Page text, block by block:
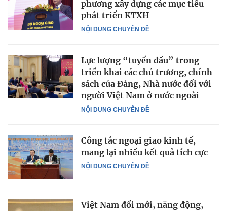
NỘI DUNG CHUYÊN ĐỀ
phương xây dựng các mục tiêu
phát triển KTXH
NỘI DUNG CHUYÊN ĐỀ
Lực lượng “tuyến đầu” trong
triển khai các chủ trương, chính
sách của Đảng, Nhà nước đối với
người Việt Nam ở nước ngoài
NỘI DUNG CHUYÊN ĐỀ
Công tác ngoại giao kinh tế,
mang lại nhiều kết quả tích cực
Việt Nam đổi mới, năng động,